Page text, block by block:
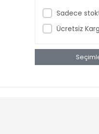
Sadece
Ücretsiz